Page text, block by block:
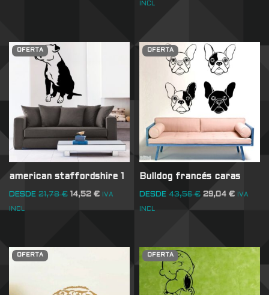
INCL
OFERTA
american staffordshire 1
DESDE 21,78€ 14,52 € IVA
INCL
OFERTA
Bulldog francés caras
DESDE 43,56€ 29,04€ IVA
INCL
OFERTA OFERTA